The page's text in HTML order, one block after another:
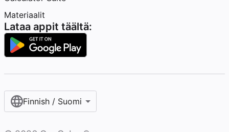
Materiaalit
Lataa appit täältä:
Finnish / Suomi‎